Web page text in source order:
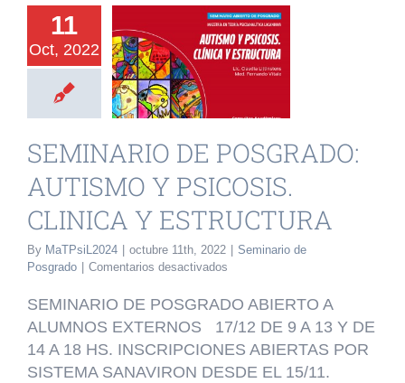
11
Oct, 2022
Y
Y
de Posgrado
SEMINARIO DE POSGRADO:
AUTISMO Y PSICOSIS.
CLINICA Y ESTRUCTURA
By MaTPsiL2024 octubre 11th, 2022
Seminario de
Posgrado
Comentarios desactivados
DE
POSGRADO:
AUTISMO
Y
PSICOSIS.
SEMINARIO DE POSGRADO ABIERTO A
ALUMNOS EXTERNOS 17/12 DE 9 A 13 Y DE
14 A 18 HS. INSCRIPCIONES ABIERTAS POR
SISTEMA SANAVIRON DESDE EL 15/11.